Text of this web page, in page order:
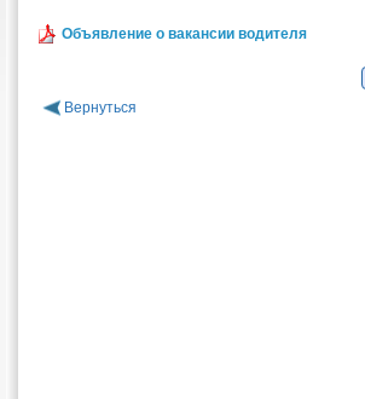
Объявление о вакансии водителя
Вернуться